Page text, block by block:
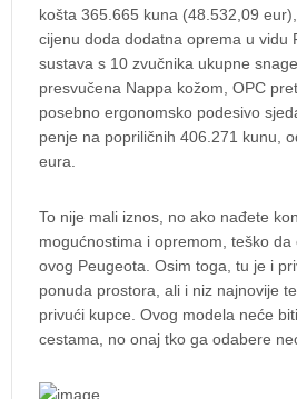
košta 365.665 kuna (48.532,09
cijenu doda dodatna oprema u vidu
sustava s 10 zvučnika ukupne
presvučena Nappa kožom, OPC
posebno ergonomsko podesivo
penje na popriličnih 406.271 kunu,
eura.
To nije mali iznos, no ako nađete
mogućnostima i opremom, teško da
ovog Peugeota. Osim toga, tu je i
ponuda prostora, ali i niz najnovije
privući kupce. Ovog modela neće
cestama, no onaj tko ga odabere